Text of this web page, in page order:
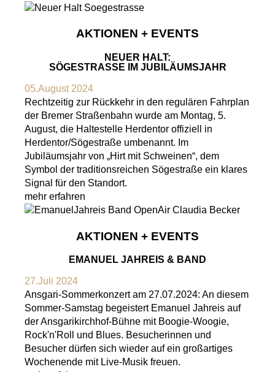
AKTIONEN + EVENTS
NEUER HALT:
SÖGESTRASSE IM JUBILÄUMSJAHR
05.August 2024
Rechtzeitig zur Rückkehr in den regulären Fahrplan
der Bremer Straßenbahn wurde am Montag, 5.
August, die Haltestelle Herdentor offiziell in
Herdentor/Sögestraße umbenannt. Im
Jubiläumsjahr von „Hirt mit Schweinen“, dem
Symbol der traditionsreichen Sögestraße ein klares
Signal für den Standort.
mehr erfahren
AKTIONEN + EVENTS
EMANUEL JAHREIS & BAND
27.Juli 2024
Ansgari-Sommerkonzert am 27.07.2024: An diesem
Sommer-Samstag begeistert Emanuel Jahreis auf
der Ansgarikirchhof-Bühne mit Boogie-Woogie,
Rock'n'Roll und Blues. Besucherinnen und
Besucher dürfen sich wieder auf ein großartiges
Wochenende mit Live-Musik freuen.